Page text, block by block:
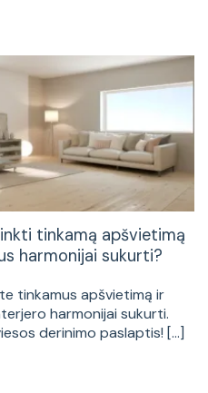
tinkamą apšvietimą
harmonijai sukurti?
tinkamus apšvietimą ir
harmonijai sukurti.
derinimo paslaptis! [...]